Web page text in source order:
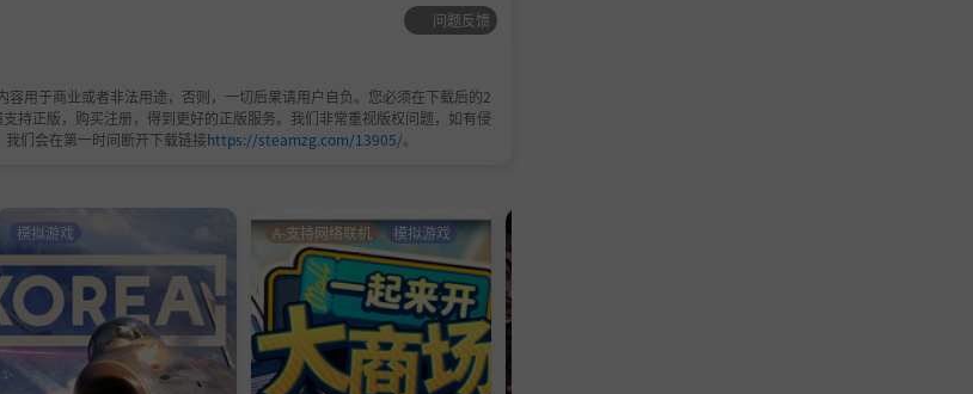
问题反馈
用于商业或者非法用途，否则，一切后果请用户自负。您必须在下载后的2
持正版，购买注册，得到更好的正版服务。我们非常重视版权问题，如有侵
们会在第一时间断开下载链接https://steamzg.com/13905/。
模拟游戏 A-支持网络联机 模拟游戏